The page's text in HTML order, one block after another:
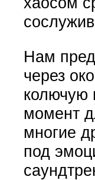
Нам
через
колючую
момент
многие
под